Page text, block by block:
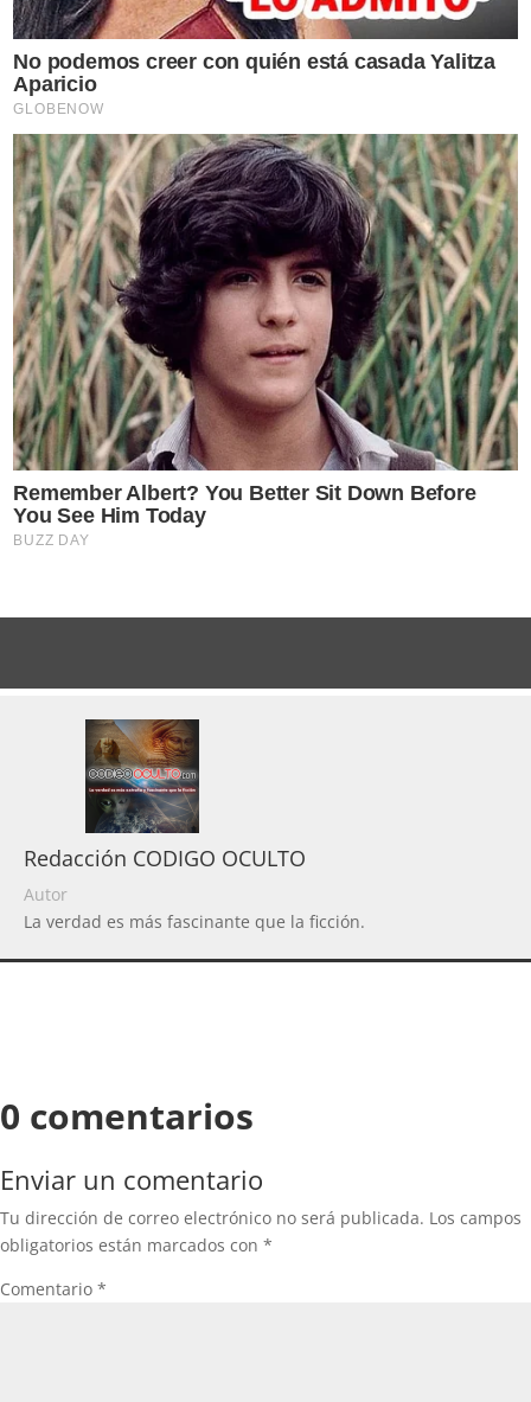
Redacción CODIGO OCULTO
Autor
La verdad es más fascinante que la ficción.
0 comentarios
Enviar un comentario
Tu dirección de correo electrónico no será publicada. Los campos
obligatorios están marcados con *
Comentario *